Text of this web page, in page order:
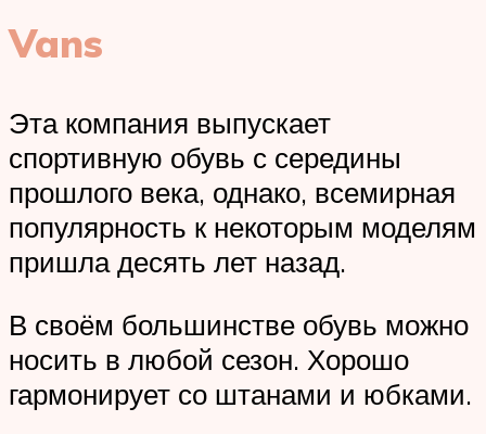
Vans
Эта компания выпускает
спортивную обувь с середины
прошлого века, однако, всемирная
популярность к некоторым моделям
пришла десять лет назад.
В своём большинстве обувь можно
носить в любой сезон. Хорошо
гармонирует со штанами и юбками.